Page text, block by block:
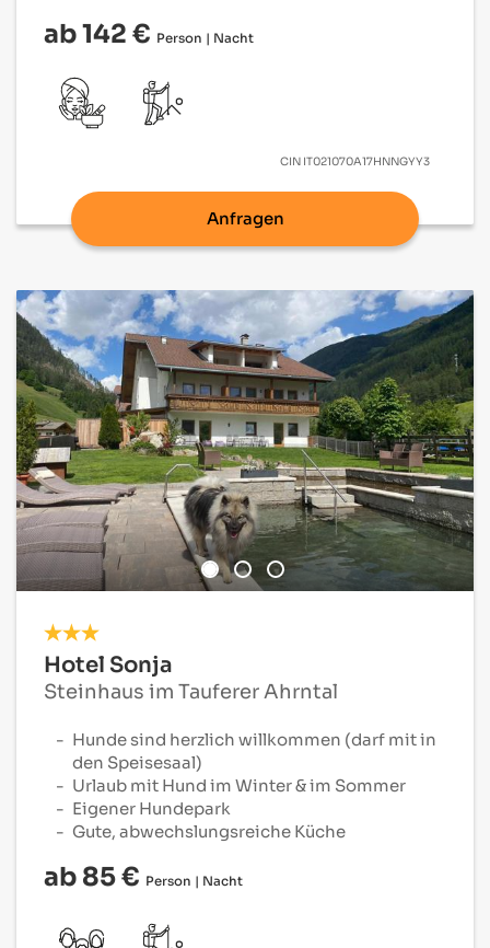
ab 142 € Person | Nacht
CIN IT021070A17HNNGYY3
Anfragen
Hotel Sonja
Steinhaus im Tauferer Ahrntal
Hunde sind herzlich willkommen (darf mit in
den Speisesaal)
Urlaub mit Hund im Winter & im Sommer
Eigener Hundepark
Gute, abwechslungsreiche Küche
ab 85 € Person | Nacht